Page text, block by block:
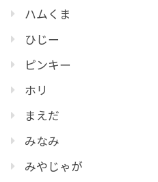
ハムくま
ひじー
ピンキー
ホリ
まえだ
みなみ
みやじゃが